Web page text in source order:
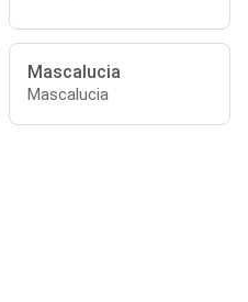
Mascalucia
Mascalucia